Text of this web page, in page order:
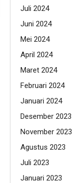
Juli 2024
Juni 2024
Mei 2024
April 2024
Maret 2024
Februari 2024
Januari 2024
Desember 2023
November 2023
Agustus 2023
Juli 2023
Januari 2023